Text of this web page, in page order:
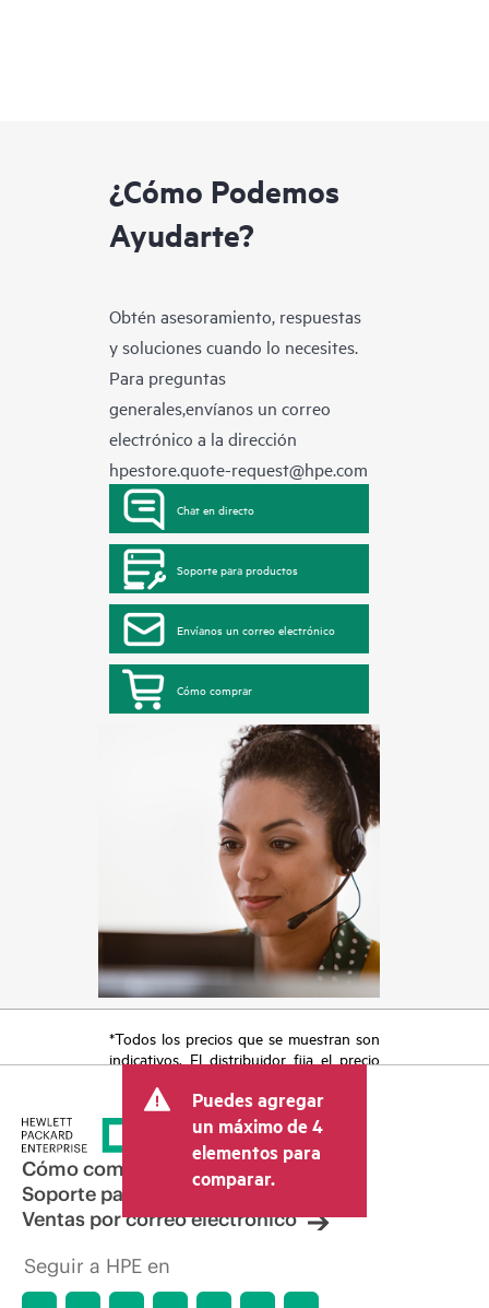
¿Cómo Podemos
Ayudarte?
Obtén asesoramiento, respuestas
y soluciones cuando lo necesites.
Para preguntas
generales,envíanos un correo
electrónico a la dirección
hpestore.quote-request@hpe.com
Chat en directo
Soporte para productos
Envíanos un correo electrónico
Cómo comprar
*Todos los precios que se muestran son
indicativos. El distribuidor fija el precio
otros conceptos, como los impuestos a
la venta, el IVA y el envío. El precio de la
transacción que establece el distribuidor
puede variar con respecto a otros
distribuidores y al precio indicativo
mostrado. El precio indicativo puede
incluir ofertas promocionales por tiempo
hacer ajustes de precios en cualquier
momento por motivos que incluyen, a
Puedes agregar
un máximo de 4
elementos para
comparar.
Cómo comprar
Soporte para productos
Ventas por correo electrónico
Seguir a HPE en